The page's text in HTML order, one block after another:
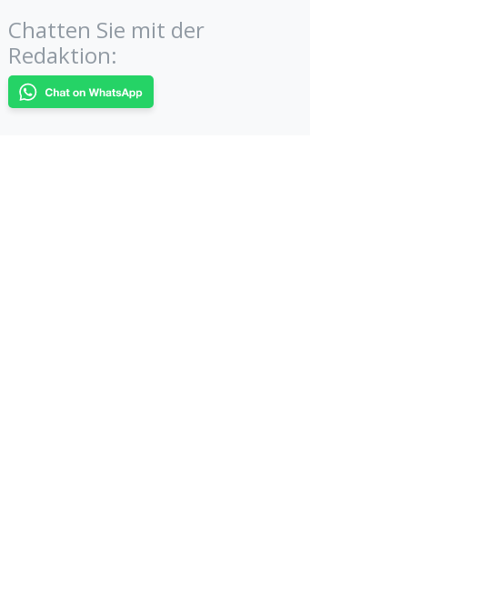
Chatten Sie mit der
Redaktion: